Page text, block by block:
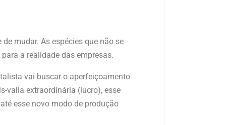
mudar. As espécies que não se
a realidade das empresas.
vai buscar o aperfeiçoamento
valia extraordinária (lucro), esse
esse novo modo de produção